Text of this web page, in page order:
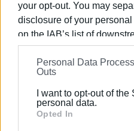
your opt-out. You may
disclosure of your
on the IAB’s list of
information may also be
on theIAB’s List of
further disclose it to other
Please note that this
Google services and may
Personal Data
Outs
I want to opt-out of
personal data.
Opted In
ΝΑΟ Κέρκυρας (Σπύρος
Βέλιος Αρ. 1, Κουλούρης,
Κουλιεράκης 4, Γκότσης 3,
Κατσαρός Σπ., Μπρούτσος.
Εμφανίσεις: 54